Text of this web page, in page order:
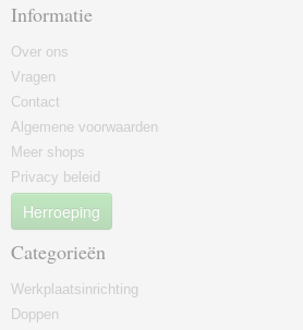
Informatie
Over ons
Vragen
Contact
Algemene voorwaarden
Meer shops
Privacy beleid
Herroeping
Categorieën
Werkplaatsinrichting
Doppen